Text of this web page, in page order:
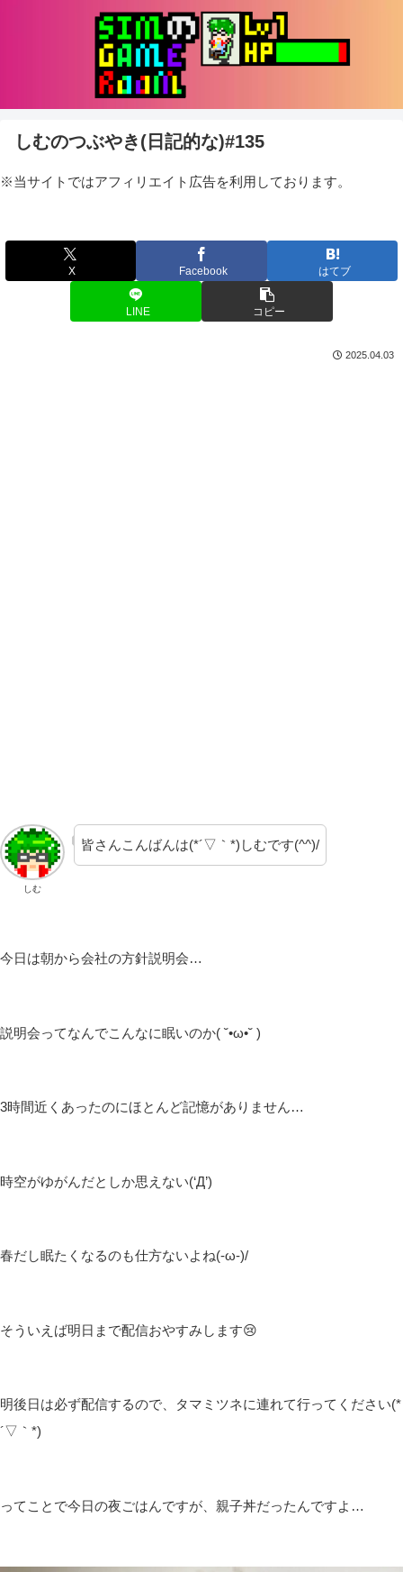
しむのつぶやき(日記的な)#135
※当サイトではアフィリエイト広告を利用しております。
X Facebook はてブ
LINE コピー
2025.04.03
しむ
皆さんこんばんは(*´▽｀*)しむです(^^)/
今日は朝から会社の方針説明会…
説明会ってなんでこんなに眠いのか( ˘•ω•˘ )
3時間近くあったのにほとんど記憶がありません…
時空がゆがんだとしか思えない(‘Д’)
春だし眠たくなるのも仕方ないよね(-ω-)/
そういえば明日まで配信おやすみします😢
明後日は必ず配信するので、タマミツネに連れて行ってください(*
´▽｀*)
ってことで今日の夜ごはんですが、親子丼だったんですよ…